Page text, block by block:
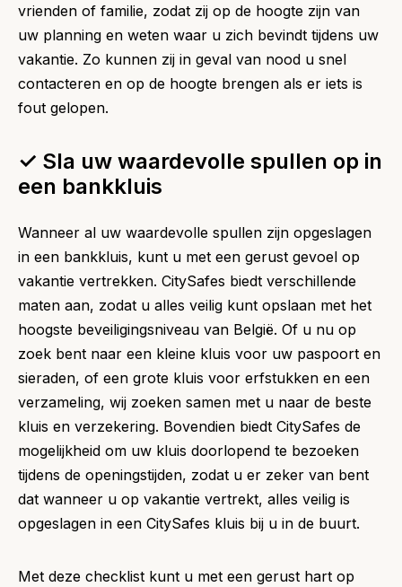
vrienden of familie, zodat zij op de hoogte zijn van
uw planning en weten waar u zich bevindt tijdens uw
vakantie. Zo kunnen zij in geval van nood u snel
contacteren en op de hoogte brengen als er iets is
fout gelopen.
✓ Sla uw waardevolle spullen op in
een bankkluis
Wanneer al uw waardevolle spullen zijn opgeslagen
in een bankkluis, kunt u met een gerust gevoel op
vakantie vertrekken. CitySafes biedt verschillende
maten aan, zodat u alles veilig kunt opslaan met het
hoogste beveiligingsniveau van België. Of u nu op
zoek bent naar een kleine kluis voor uw paspoort en
sieraden, of een grote kluis voor erfstukken en een
verzameling, wij zoeken samen met u naar de beste
kluis en verzekering. Bovendien biedt CitySafes de
mogelijkheid om uw kluis doorlopend te bezoeken
tijdens de openingstijden, zodat u er zeker van bent
dat wanneer u op vakantie vertrekt, alles veilig is
opgeslagen in een CitySafes kluis bij u in de buurt.
Met deze checklist kunt u met een gerust hart op